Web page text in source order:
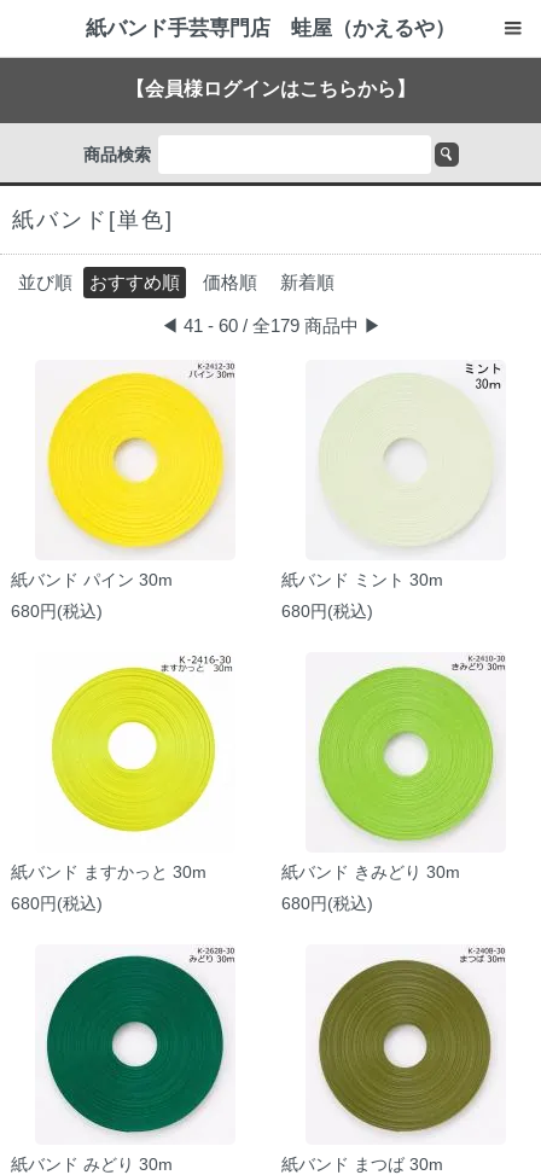
紙バンド手芸専門店 蛙屋（かえるや）
【会員様ログインはこちらから】
商品検索
紙バンド[単色]
並び順 おすすめ順 価格順 新着順
◀ 41 - 60 / 全179 商品中 ▶
紙バンド パイン 30m
680円(税込)
紙バンド ミント 30m
680円(税込)
紙バンド ますかっと 30m
680円(税込)
紙バンド きみどり 30m
680円(税込)
紙バンド みどり 30m
紙バンド まつば 30m